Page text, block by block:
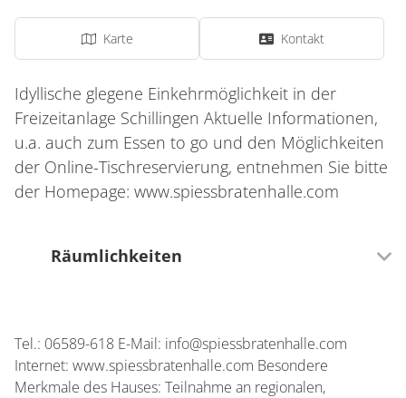
Karte Kontakt
Idyllische glegene Einkehrmöglichkeit in der
Freizeitanlage Schillingen Aktuelle Informationen,
u.a. auch zum Essen to go und den Möglichkeiten
der Online-Tischreservierung, entnehmen Sie bitte
der Homepage: www.spiessbratenhalle.com
Räumlichkeiten
100 Sitzplätze (außen)
Tel.: 06589-618 E-Mail: info@spiessbratenhalle.com
Internet: www.spiessbratenhalle.com Besondere
Merkmale des Hauses: Teilnahme an regionalen,